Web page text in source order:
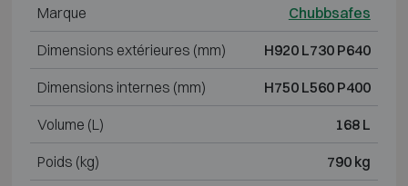
Marque Chubbsafes
Dimensions extérieures (mm) H920 L730 P640
Dimensions internes (mm) H750 L560 P400
Volume (L) 168 L
Poids (kg) 790 kg